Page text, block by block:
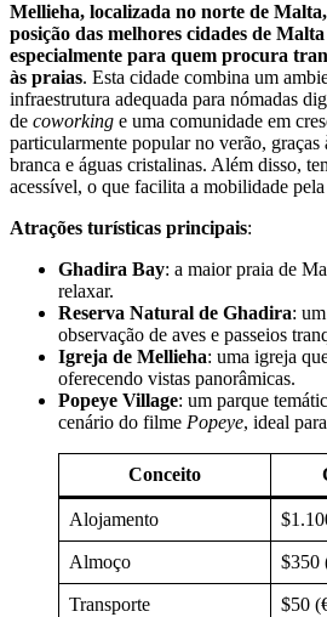
Mellieha, localizada no norte de
posição das melhores cidades de
especialmente para quem procura
às praias. Esta cidade combina um
infraestrutura adequada para nómadas
de coworking e uma comunidade em
particularmente popular no verão, graças
branca e águas cristalinas. Além disso,
acessível, o que facilita a mobilidade
Atrações turísticas principais:
Ghadira Bay: a maior praia de
relaxar.
Reserva Natural de Ghadira:
observação de aves e passeios
Igreja de Mellieha: uma igreja
oferecendo vistas panorâmicas.
Popeye Village: um parque
cenário do filme Popeye, ideal
Conceito
Alojamento
Almoço $350
Transporte $50